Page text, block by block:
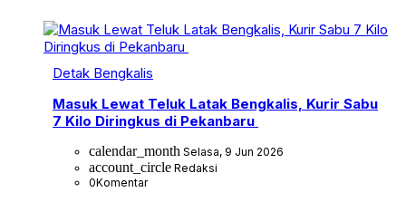
Detak Bengkalis
Masuk Lewat Teluk Latak Bengkalis, Kurir Sabu
7 Kilo Diringkus di Pekanbaru
calendar_month Selasa, 9 Jun 2026
account_circle Redaksi
0Komentar